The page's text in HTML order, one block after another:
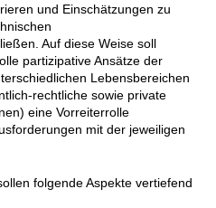
und Einschätzungen zu
Auf diese Weise soll
partizipative Ansätze der
Lebensbereichen
rechtliche sowie private
eine Vorreiterrolle
mit der jeweiligen
folgende Aspekte vertiefend